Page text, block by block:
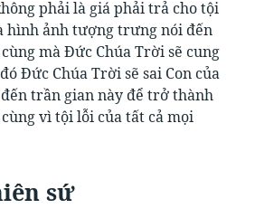
phải là giá phải trả cho tội
hình ảnh tượng trưng nói đến
mà Đức Chúa Trời sẽ cung
Đức Chúa Trời sẽ sai Con của
đến trần gian này để trở thành
vì tội lỗi của tất cả mọi
sứ